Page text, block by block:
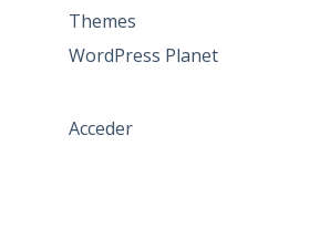
Themes
WordPress Planet
Acceder